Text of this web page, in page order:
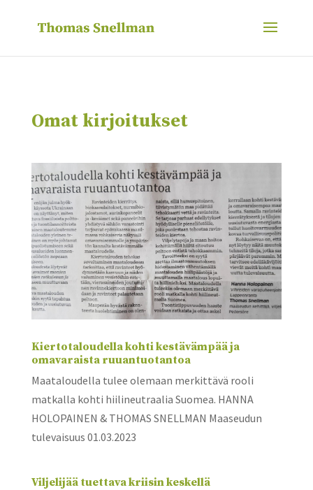
Omat kirjoitukset
Kiertotaloudella kohti kestävämpää ja
omavaraista ruuantuotantoa
Maataloudella tulee olemaan merkittävä rooli
matkalla kohti hiilineutraalia Suomea. HANNA
HOLOPAINEN & THOMAS SNELLMAN Maaseudun
tulevaisuus 01.03.2023
Viljelijää tuettava kriisin keskellä